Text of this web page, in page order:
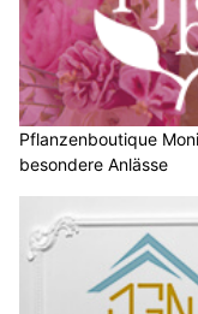
Pflanzenboutique
besondere Anlässe